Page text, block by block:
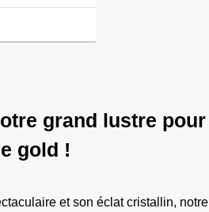
grand lustre pour
gold !
et son éclat cristallin, notre